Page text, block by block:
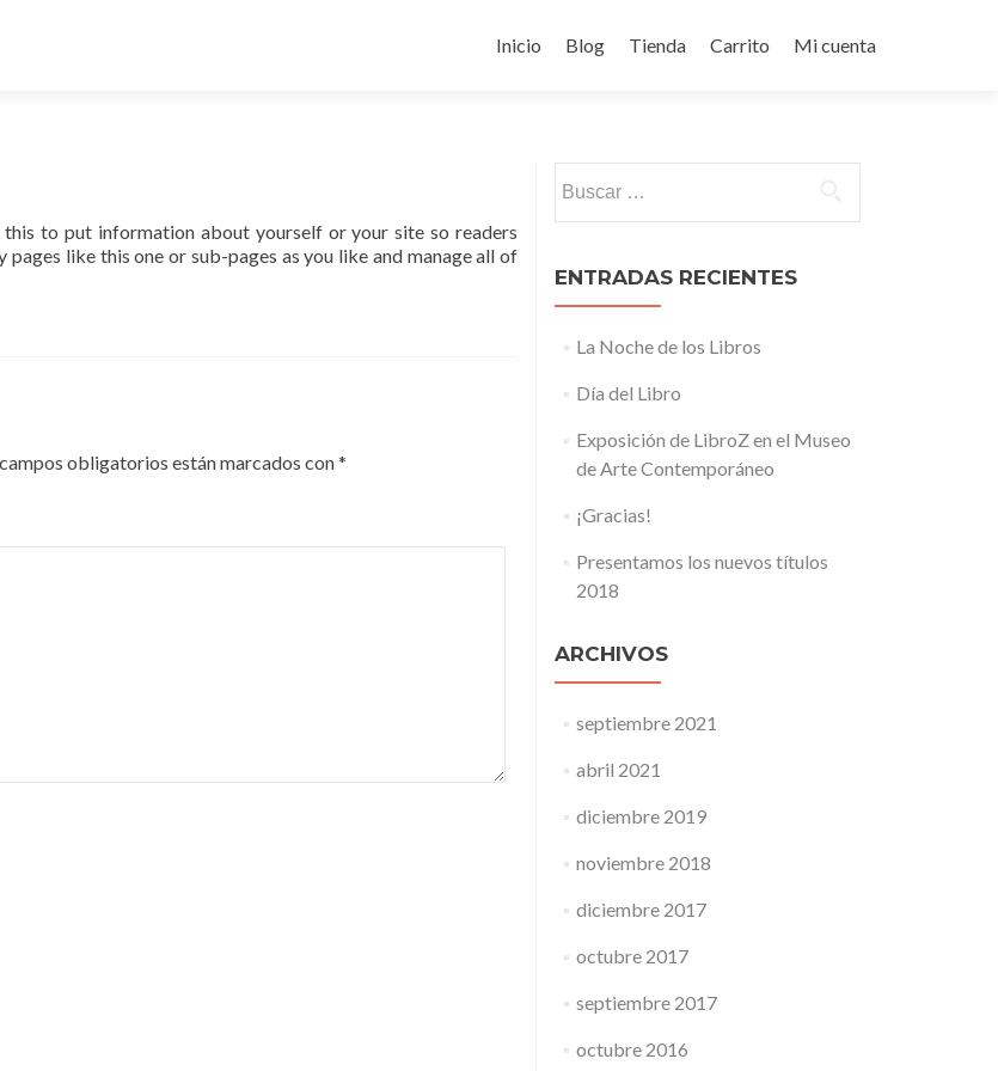
al
Inicio Blog Tienda Carrito Mi cuenta
to put information about yourself or your site so readers
like this one or sub-pages as you like and manage all of
obligatorios están marcados con*
ENTRADAS RECIENTES
La Noche de los Libros
Día del Libro
Exposición de LibroZ en el Museo
de Arte Contemporáneo
¡Gracias!
Presentamos los nuevos títulos
2018
ARCHIVOS
septiembre 2021
abril 2021
diciembre 2019
noviembre 2018
diciembre 2017
octubre 2017
septiembre 2017
octubre 2016